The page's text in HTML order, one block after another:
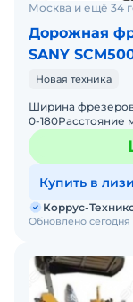
Москва и ещё 34
Дорожная
SANY
Новая техника
Ширина
0-
инструмента, мм.
670Количество
Купить в
Обновлено сегодня
Коррус-